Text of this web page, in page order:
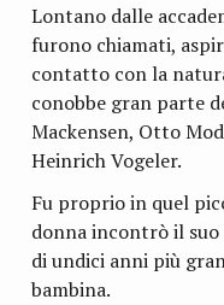
Lontano dalle
furono chiamati,
contatto con la
conobbe gran parte
Mackensen, Otto
Heinrich Vogeler.
Fu proprio in quel
donna incontrò il
di undici anni più
bambina.